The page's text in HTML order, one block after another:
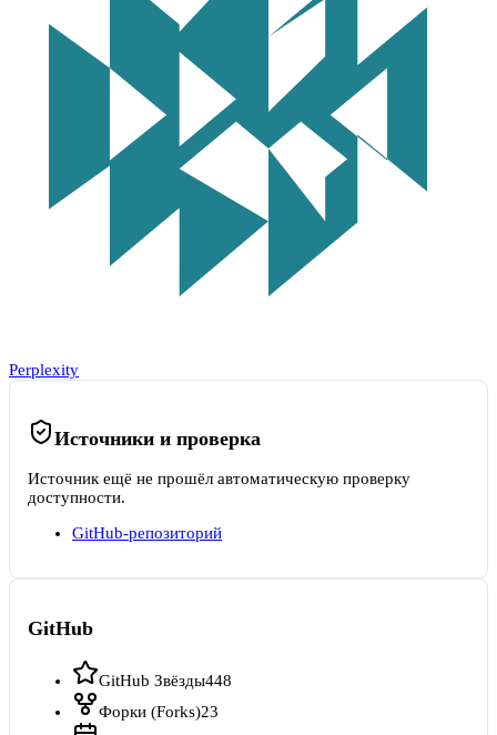
Perplexity
Источники и проверка
Источник ещё не прошёл автоматическую проверку
доступности.
GitHub-репозиторий
GitHub
GitHub Звёзды448
Форки (Forks)23